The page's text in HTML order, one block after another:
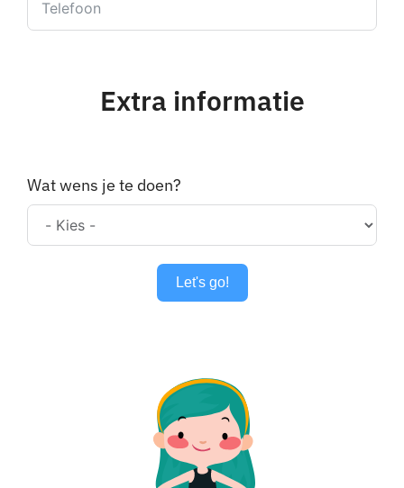
Extra informatie
Wat wens je te doen?
Let's go!